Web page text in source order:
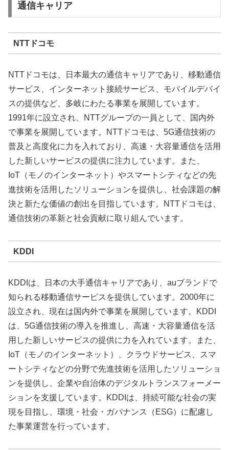
通信キャリア
NTTドコモ
NTTドコモは、日本最大の通信キャリアであり、移動通信
サービス、インターネット接続サービス、モバイルデバイ
スの提供など、多岐にわたる事業を展開しています。
1991年に設立され、NTTグループの一員として、国内外
で事業を展開しています。NTTドコモは、5G通信技術の
普及と高度化に力を入れており、高速・大容量通信を活用
した新しいサービスの提供に注力しています。また、
IoT（モノのインターネット）やスマートシティなどの先
進技術を活用したソリューションを提供し、社会課題の解
決と新たな価値の創出を目指しています。NTTドコモは、
通信技術の革新と社会貢献に取り組んでいます。
KDDI
KDDIは、日本の大手通信キャリアであり、auブランドで
知られる移動通信サービスを提供しています。2000年に
設立され、現在は国内外で事業を展開しています。KDDI
は、5G通信技術の導入を推進し、高速・大容量通信を活
用した新しいサービスの提供に力を入れています。また、
IoT（モノのインターネット）、クラウドサービス、スマ
ートシティなどの分野で先進技術を活用したソリューショ
ンを提供し、企業や自治体のデジタルトランスフォーメー
ションを支援しています。KDDIは、持続可能な社会の実
現を目指し、環境・社会・ガバナンス（ESG）に配慮し
た事業運営を行っています。